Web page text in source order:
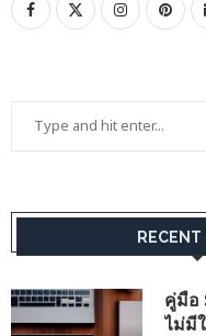
RECENT
คู่มือ
ไม่มี